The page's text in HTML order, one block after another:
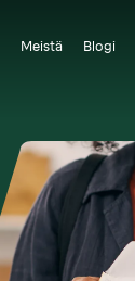
Meistä Blogi